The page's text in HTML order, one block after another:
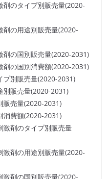
剤のタイプ別販売量(2020-
剤の用途別販売量(2020-
剤の国別販売量(2020-2031)
剤の国別消費額(2020-2031)
プ別販売量(2020-2031)
別販売量(2020-2031)
販売量(2020-2031)
消費額(2020-2031)
激剤のタイプ別販売量
激剤の用途別販売量(2020-
激剤の国別販売量(2020-